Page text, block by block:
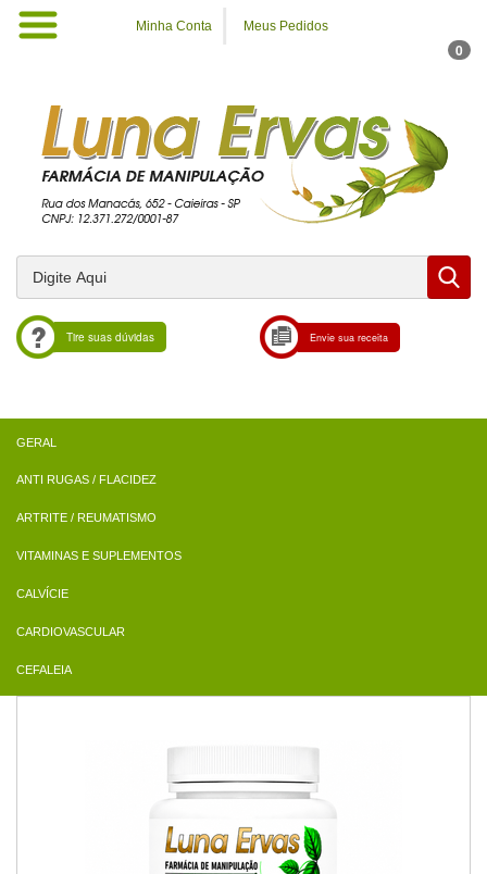
Minha Conta Meus Pedidos
0
Tire suas dúvidas Envie sua receita
ANTI RUGAS / FLACIDEZ
ARTRITE / REUMATISMO
VITAMINAS E SUPLEMENTOS
CALVÍCIE
CARDIOVASCULAR
CEFALEIA